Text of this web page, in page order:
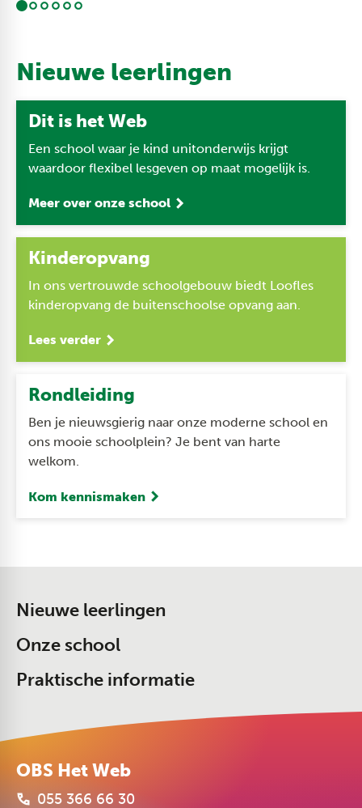
Nieuwe leerlingen
Dit is het Web
Een school waar je kind unitonderwijs krijgt
waardoor flexibel lesgeven op maat mogelijk is.
Meer over onze school
Kinderopvang
In ons vertrouwde schoolgebouw biedt Loofles
kinderopvang de buitenschoolse opvang aan.
Lees verder
Rondleiding
Ben je nieuwsgierig naar onze moderne school en
ons mooie schoolplein? Je bent van harte
welkom.
Kom kennismaken
Nieuwe leerlingen
Onze school
Praktische informatie
OBS Het Web
055 366 66 30